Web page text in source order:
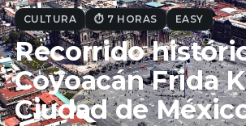
CULTURA ⏱ 7 HORAS EASY
Recorrido
Coyoacán Frida
Ciudad de